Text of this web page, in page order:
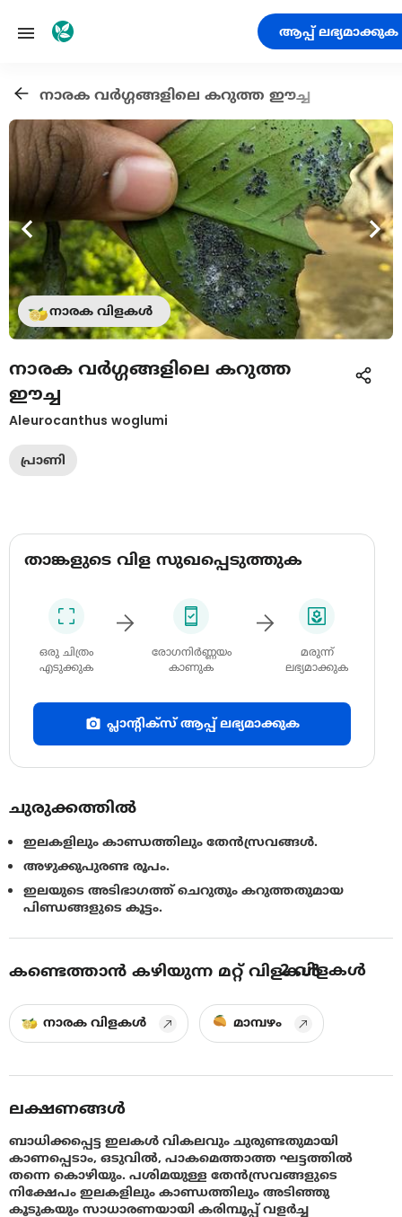
ആപ്പ് ലഭ്യമാക്കുക
നാരക വർഗ്ഗങ്ങളിലെ കറുത്ത ഈച്ച
നാരക വിളകൾ
നാരക വർഗ്ഗങ്ങളിലെ കറുത്ത
ഈച്ച
Aleurocanthus woglumi
പ്രാണി
താങ്കളുടെ വിള സുഖപ്പെടുത്തുക
ഒരു ചിത്രം
എടുക്കുക
രോഗനിർണ്ണയം
കാണുക
മരുന്ന്
ലഭ്യമാക്കുക
പ്ലാന്റിക്സ് ആപ്പ് ലഭ്യമാക്കുക
ചുരുക്കത്തിൽ
ഇലകളിലും കാണ്ഡത്തിലും തേൻ‌സ്രവങ്ങൾ.
അഴുക്കുപുരണ്ട രൂപം.
ഇലയുടെ അടിഭാഗത്ത് ചെറുതും കറുത്തതുമായ
പിണ്ഡങ്ങളുടെ കൂട്ടം.
കണ്ടെത്താൻ കഴിയുന്ന മറ്റ് വിളകൾ
2വിളകൾ
നാരക വിളകൾ മാമ്പഴം
ലക്ഷണങ്ങൾ
ബാധിക്കപ്പെട്ട ഇലകൾ വികലവും ചുരുണ്ടതുമായി
കാണപ്പെടാം, ഒടുവിൽ, പാകമെത്താത്ത ഘട്ടത്തിൽ
തന്നെ കൊഴിയും. പശിമയുള്ള തേൻസ്രവങ്ങളുടെ
നിക്ഷേപം ഇലകളിലും കാണ്ഡത്തിലും അടിഞ്ഞു
കൂടുകയും സാധാരണയായി കരിമ്പൂപ്പ് വളർച്ച